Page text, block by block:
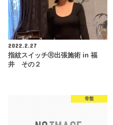
2022.2.27
指紋スイッチⓇ出張施術 in 福
井 その２
骨盤